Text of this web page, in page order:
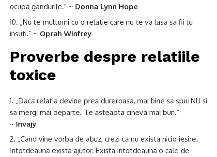
ocupa gandurile.” ~ Donna Lynn Hope
„Nu te multumi cu o relatie care nu te va lasa sa fii tu
insuti.” ~ Oprah Winfrey
Proverbe despre relatiile
toxice
„Daca relatia devine prea dureroasa, mai bine sa spui NU si
sa mergi mai departe. Te asteapta cineva mai bun.”
~ Invajy
„Cand vine vorba de abuz, crezi ca nu exista nicio iesire.
Intotdeauna exista ajutor. Exista intotdeauna o cale de